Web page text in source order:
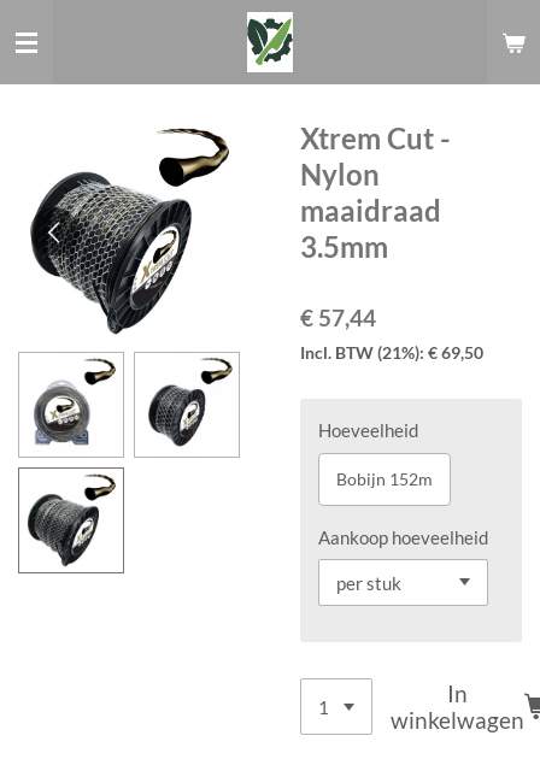
direct
Xtrem Cut -
Nylon
maaidraad
3.5mm
€ 57,44
Incl. BTW (21%): € 69,50
Hoeveelheid
Bobijn 152m
Aankoop hoeveelheid
In
winkelwagen